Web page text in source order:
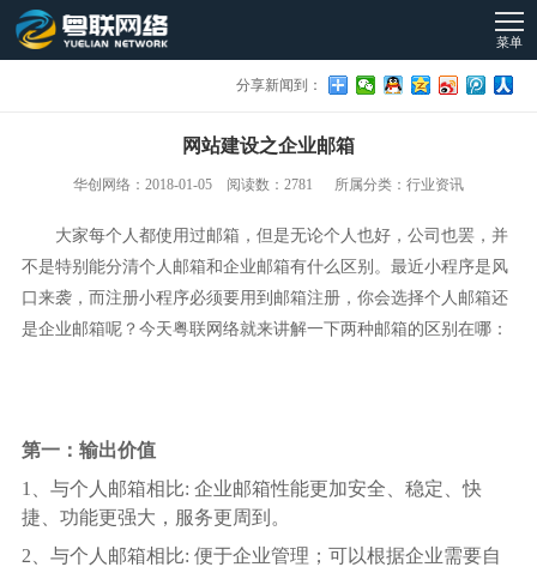
菜单
分享新闻到：
网站建设之企业邮箱
华创网络：2018-01-05 阅读数：2781 所属分类：行业资讯
大家每个人都使用过邮箱，但是无论个人也好，公司也罢，并
不是特别能分清个人邮箱和企业邮箱有什么区别。最近小程序是风
口来袭，而注册小程序必须要用到邮箱注册，你会选择个人邮箱还
是企业邮箱呢？今天粤联网络就来讲解一下两种邮箱的区别在哪：
第一：输出价值
1、与个人邮箱相比: 企业邮箱性能更加安全、稳定、快
捷、功能更强大，服务更周到。
2、与个人邮箱相比: 便于企业管理；可以根据企业需要自